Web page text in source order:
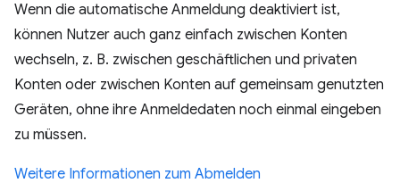
Wenn die automatische Anmeldung deaktiviert ist,
können Nutzer auch ganz einfach zwischen Konten
wechseln, z. B. zwischen geschäftlichen und privaten
Konten oder zwischen Konten auf gemeinsam genutzten
Geräten, ohne ihre Anmeldedaten noch einmal eingeben
zu müssen.
Weitere Informationen zum Abmelden